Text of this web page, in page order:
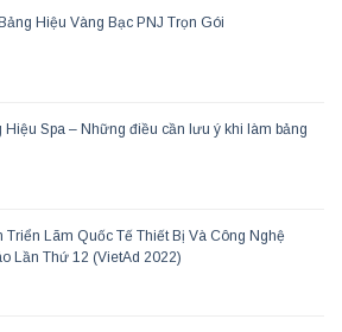
Hiệu Vàng Bạc PNJ Trọn Gói
Hiệu Spa – Những điều cần lưu ý khi làm bảng
Triển Lãm Quốc Tế Thiết Bị Và Công Nghệ
Lần Thứ 12 (VietAd 2022)